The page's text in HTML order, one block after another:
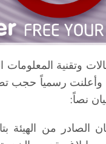
وتقنية المعلومات
وأعلنت رسمياً حجب
نصاً: